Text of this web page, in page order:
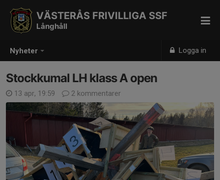
Nyheter Logga in
VÄSTERÅS FRIVILLIGA SSF
Långhåll
Stockkumal LH klass A open
13 apr, 19:59 2 kommentarer